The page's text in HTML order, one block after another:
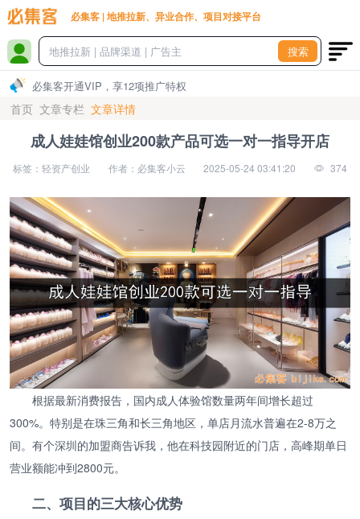
必集客 | 地推拉新、异业合作、项目对接平台
搜索
必集客开通VIP，享12项推广特权
首页 文章专栏 文章详情
成人娃娃馆创业200款产品可选一对一指导开店
标签：轻资产创业 作者：必集客小云 2025-05-24 03:41:20 374
根据最新消费报告，国内成人体验馆数量两年间增长超过
300%。特别是在珠三角和长三角地区，单店月流水普遍在2-8万之
间。有个深圳的加盟商告诉我，他在科技园附近的门店，高峰期单日
营业额能冲到2800元。
二、项目的三大核心优势